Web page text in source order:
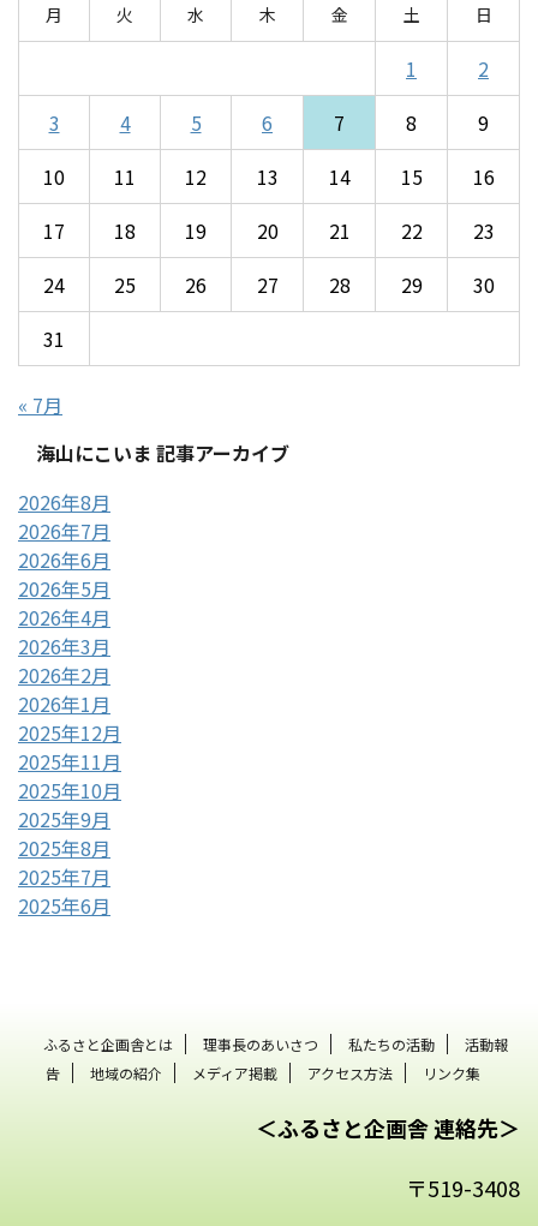
月
火 水 木 金 土 日
1
2
3
4 5 6 7 8
9
10
11 12 13 14 15
16
17
18 19 20 21 22
23
24
25 26 27 28 29
30
31
« 7月
海山にこいま 記事アーカイブ
2026年8月
2026年7月
2026年6月
2026年5月
2026年4月
2026年3月
2026年2月
2026年1月
2025年12月
2025年11月
2025年10月
2025年9月
2025年8月
2025年7月
2025年6月
ふるさと企画舎とは 理事長のあいさつ 私たちの活動
活動報
告
地域の紹介 メディア掲載 アクセス方法 リンク集
＜ふるさと企画舎 連絡先＞
〒519-3408